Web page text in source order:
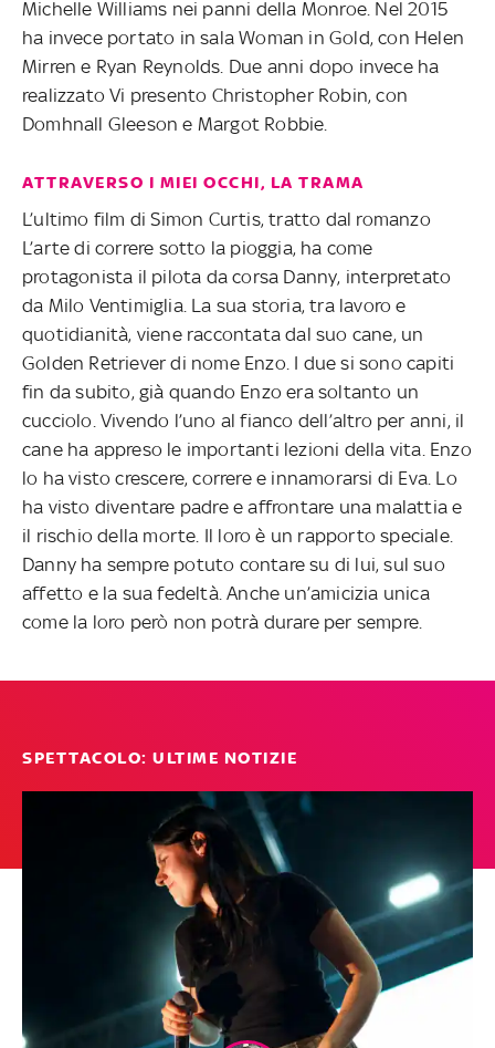
Michelle Williams nei panni della Monroe. Nel 2015
ha invece portato in sala Woman in Gold, con Helen
Mirren e Ryan Reynolds. Due anni dopo invece ha
realizzato Vi presento Christopher Robin, con
Domhnall Gleeson e Margot Robbie.
ATTRAVERSO I MIEI OCCHI, LA TRAMA
L’ultimo film di Simon Curtis, tratto dal romanzo
L’arte di correre sotto la pioggia, ha come
protagonista il pilota da corsa Danny, interpretato
da Milo Ventimiglia. La sua storia, tra lavoro e
quotidianità, viene raccontata dal suo cane, un
Golden Retriever di nome Enzo. I due si sono capiti
fin da subito, già quando Enzo era soltanto un
cucciolo. Vivendo l’uno al fianco dell’altro per anni, il
cane ha appreso le importanti lezioni della vita. Enzo
lo ha visto crescere, correre e innamorarsi di Eva. Lo
ha visto diventare padre e affrontare una malattia e
il rischio della morte. Il loro è un rapporto speciale.
Danny ha sempre potuto contare su di lui, sul suo
affetto e la sua fedeltà. Anche un’amicizia unica
come la loro però non potrà durare per sempre.
SPETTACOLO: ULTIME NOTIZIE